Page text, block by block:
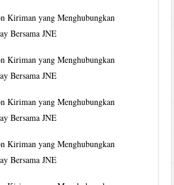
Kiriman yang Menghubungkan
Bersama JNE
Kiriman yang Menghubungkan
Bersama JNE
Kiriman yang Menghubungkan
Bersama JNE
Kiriman yang Menghubungkan
Bersama JNE